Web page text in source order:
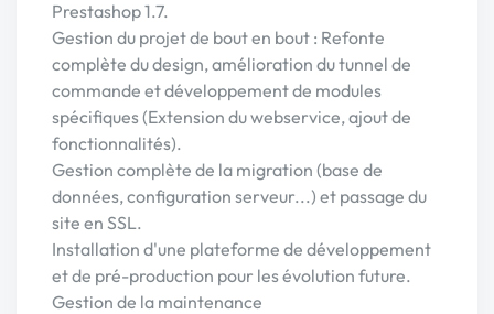
Prestashop 1.7.
Gestion du projet de bout en bout : Refonte
complète du design, amélioration du tunnel de
commande et développement de modules
spécifiques (Extension du webservice, ajout de
fonctionnalités).
Gestion complète de la migration (base de
données, configuration serveur...) et passage du
site en SSL.
Installation d'une plateforme de développement
et de pré-production pour les évolution future.
Gestion de la maintenance